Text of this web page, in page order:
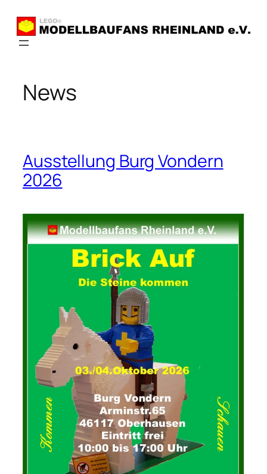
Inhalt
springen
News
Ausstellung Burg Vondern
2026